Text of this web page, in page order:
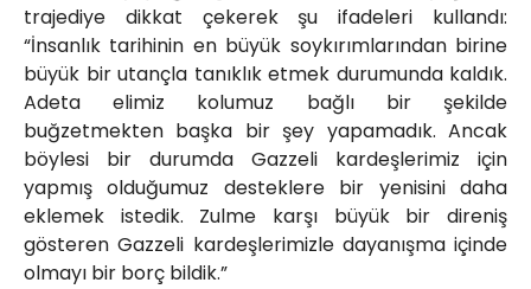
trajediye dikkat çekerek şu ifadeleri kullandı:
“İnsanlık tarihinin en büyük soykırımlarından birine
büyük bir utançla tanıklık etmek durumunda kaldık.
Adeta elimiz kolumuz bağlı bir şekilde
buğzetmekten başka bir şey yapamadık. Ancak
böylesi bir durumda Gazzeli kardeşlerimiz için
yapmış olduğumuz desteklere bir yenisini daha
eklemek istedik. Zulme karşı büyük bir direniş
gösteren Gazzeli kardeşlerimizle dayanışma içinde
olmayı bir borç bildik.”